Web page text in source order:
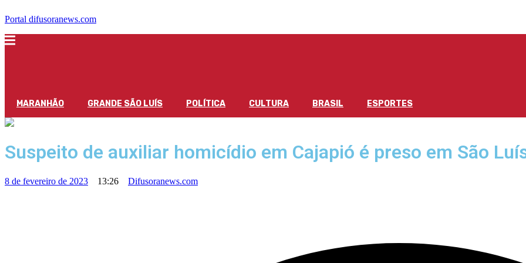
Portal difusoranews.com
MARANHÃO GRANDE SÃO LUÍS POLÍTICA CULTURA BRASIL ESPORTES
Suspeito de auxiliar homicídio em Cajapió é preso em São
8 de fevereiro de 2023 13:26 Difusoranews.com